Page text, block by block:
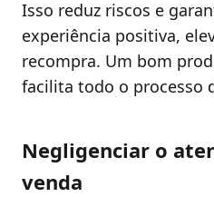
Isso reduz riscos e
experiência positiva,
recompra. Um bom
facilita todo o processo
Negligenciar o
venda